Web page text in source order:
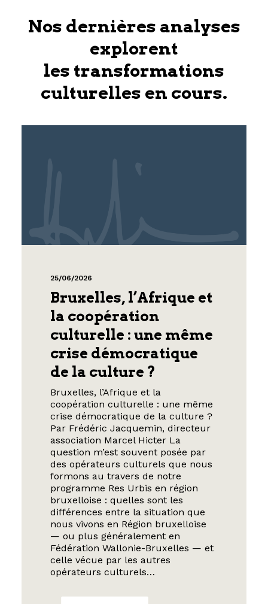
Nos dernières analyses
explorent
les transformations
culturelles en cours.
25/06/2026
Bruxelles, l’Afrique et
la coopération
culturelle : une même
crise démocratique
de la culture ?
Bruxelles, l’Afrique et la
coopération culturelle : une même
crise démocratique de la culture ?
Par Frédéric Jacquemin, directeur
association Marcel Hicter La
question m’est souvent posée par
des opérateurs culturels que nous
formons au travers de notre
programme Res Urbis en région
bruxelloise : quelles sont les
différences entre la situation que
nous vivons en Région bruxelloise
— ou plus généralement en
Fédération Wallonie-Bruxelles — et
celle vécue par les autres
opérateurs culturels…